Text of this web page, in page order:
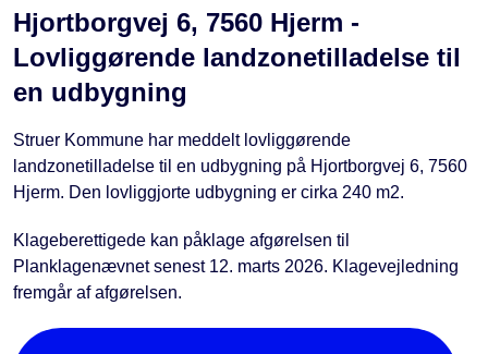
Hjortborgvej 6, 7560 Hjerm -
Lovliggørende landzonetilladelse til
en udbygning
Struer Kommune har meddelt lovliggørende
landzonetilladelse til en udbygning på Hjortborgvej 6, 7560
Hjerm. Den lovliggjorte udbygning er cirka 240 m2.
Klageberettigede kan påklage afgørelsen til
Planklagenævnet senest 12. marts 2026. Klagevejledning
fremgår af afgørelsen.